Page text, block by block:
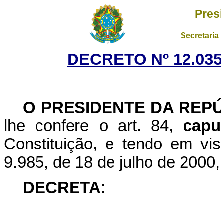
DECRETO Nº
O PRESIDENTE DA
lhe confere o art. 84,
Constituição, e tendo em
9.985, de 18 de julho de 2000,
DECRETA: